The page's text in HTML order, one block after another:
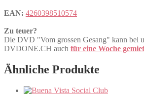
EAN: 4260398510574
Zu teuer?
Die DVD "Vom grossen Gesang" kann bei
DVDONE.CH auch für eine Woche
Ähnliche Produkte